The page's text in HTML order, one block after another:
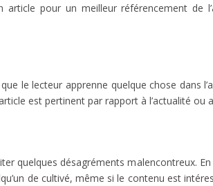
article pour un meilleur référencement de
le lecteur apprenne quelque chose dans
est pertinent par rapport à l’actualité ou
quelques désagréments malencontreux.
de cultivé, même si le contenu est